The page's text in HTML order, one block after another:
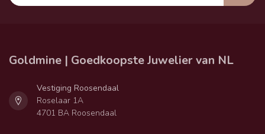
Goldmine | Goedkoopste Juwelier van NL
Vestiging Roosendaal
Roselaar 1A
4701 BA Roosendaal